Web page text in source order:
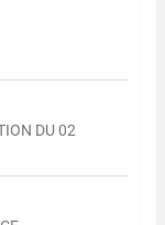
DU 02